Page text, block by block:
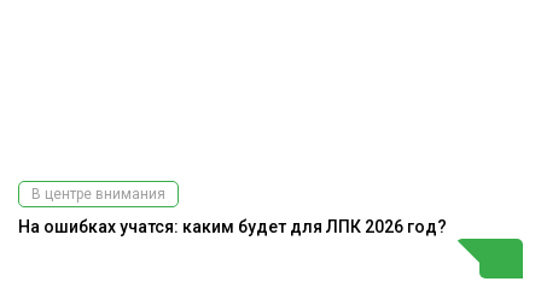
В центре внимания
На ошибках учатся: каким будет для ЛПК 2026 год?